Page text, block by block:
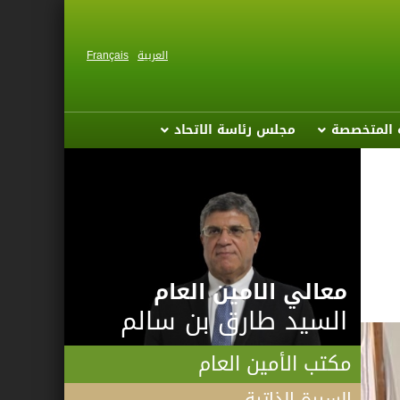
العربية Français
المتخصصة مجلس رئاسة الاتحاد
معالي الامين العام
السيد طارق بن سالم
مكتب الأمين العام